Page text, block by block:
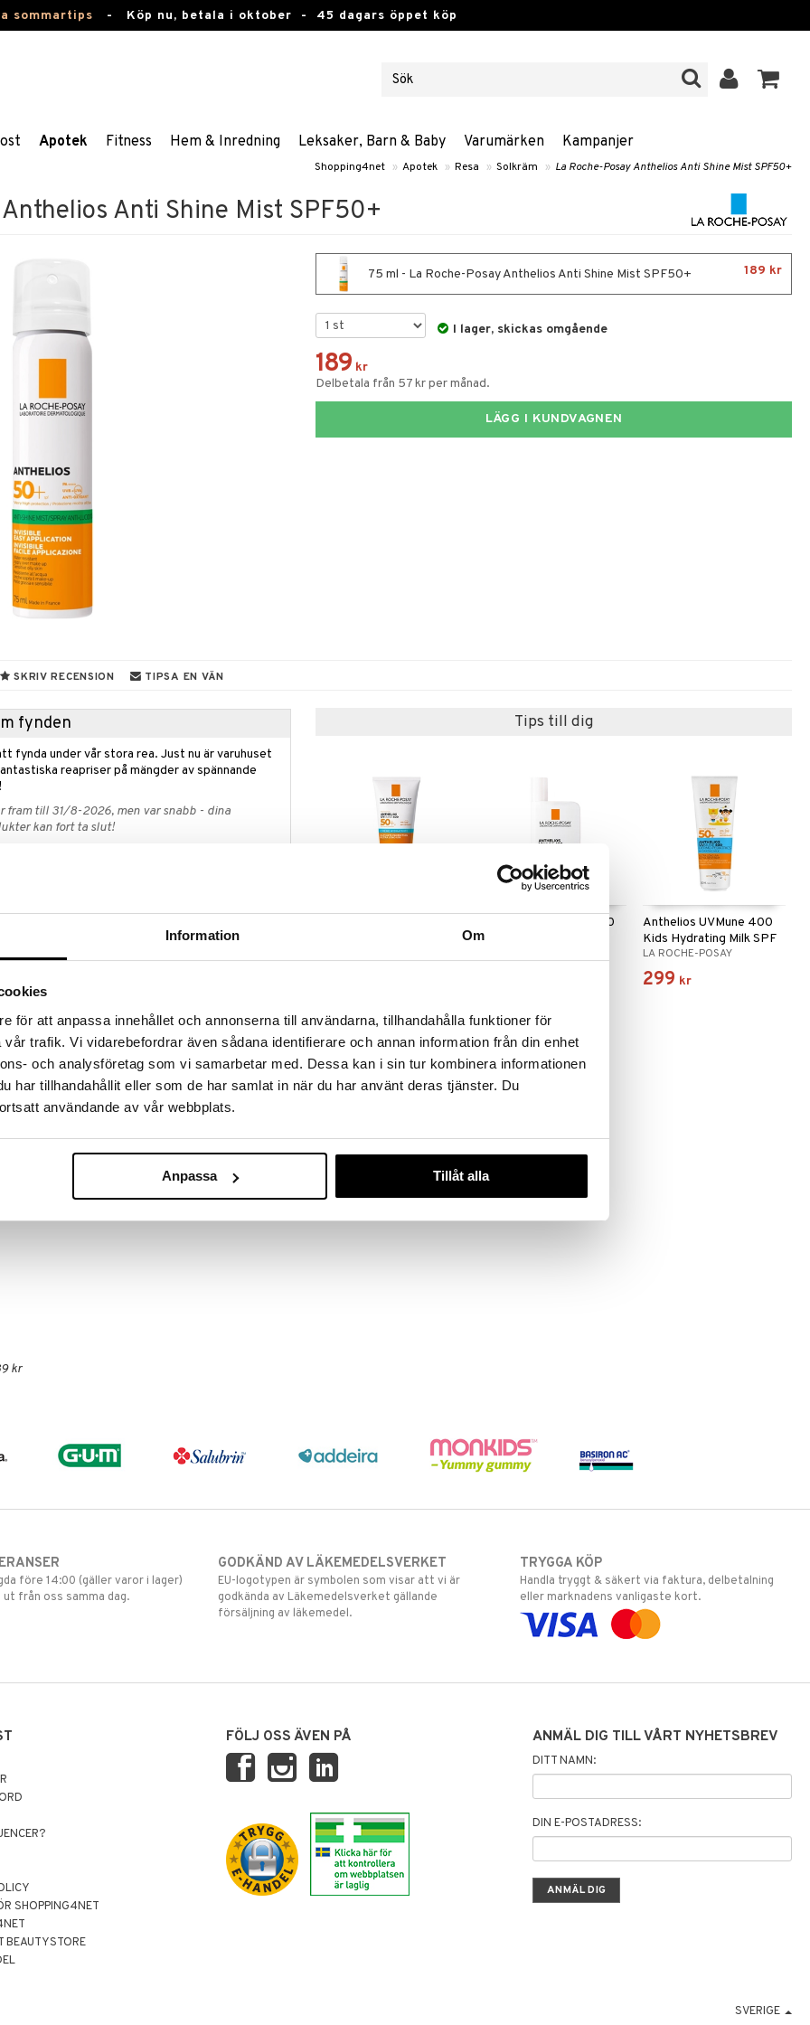
Information Om
för att anpassa innehållet och annonserna till användarna, tillhandahålla funktioner för
trafik. Vi vidarebefordrar även sådana identifierare och annan information från din enhet
och analysföretag som vi samarbetar med. Dessa kan i sin tur kombinera informationen
har tillhandahållit eller som de har samlat in när du har använt deras tjänster. Du
användande av vår webbplats.
Anpassa Tillåt alla
sommartips - Köp nu, betala i oktober - 45 dagars öppet köp
Apotek Fitness Hem & Inredning Leksaker, Barn & Baby Varumärken Kampanjer
Shopping4net » Apotek » Resa » Solkräm » La Roche-Posay Anthelios Anti Shine Mist SPF50+
Anti Shine Mist SPF50+
75 ml - La Roche-Posay Anthelios Anti Shine Mist SPF50+ 189 kr
I lager, skickas omgående
189 kr
Delbetala från 57 kr per månad.
LÄGG I KUNDVAGNEN
SKRIV RECENSION TIPSA EN VÄN
fynden
fynda under vår stora rea. Just nu är varuhuset
reapriser på mängder av spännande
fram till 31/8-2026, men var snabb - dina
kan fort ta slut!
skydd i en lätt och fräsch mist som omedelbart
eller hud som lätt drabbas av orenheter.
• OCTOCRYLENE • GLYCERIN •
• DICAPRYLYL CARBONATE •
• BUTYL METHOXYDIBENZOYLMETHANE •
• p-ANISIC ACID • CAPRYLYL GLYCOL •
C10-30 ALKYL ACRYLATE •
• PROPYLENE GLYCOL • SILICA SILYLATE •
kr
Tips till dig
Anthelios UVMune 400
Invisible Fluid SPF50+
Anthelios UVMune 400
Kids Hydrating Milk SPF
50+
LA ROCHE-POSAY
299 kr
före 14:00 (gäller varor i lager)
från oss samma dag.
GODKÄND AV LÄKEMEDELSVERKET
EU-logotypen är symbolen som visar att vi är
godkända av Läkemedelsverket gällande
försäljning av läkemedel.
TRYGGA KÖP
Handla tryggt & säkert via faktura, delbetalning
eller marknadens vanligaste kort.
SHOPPING4NET
BEAUTYSTORE
FÖLJ OSS ÄVEN PÅ ANMÄL DIG TILL VÅRT NYHETSBREV
DITT NAMN:
DIN E-POSTADRESS:
SVERIGE